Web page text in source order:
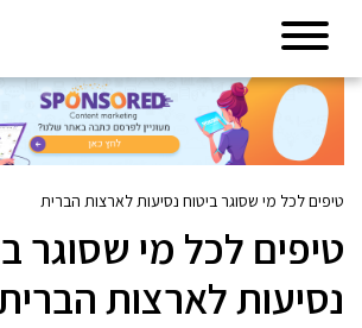
טיפים לכל מי שסוגר ביטוח נסיעות לארצות הברית
טיפים לכל מי שסוגר
נסיעות לארצות